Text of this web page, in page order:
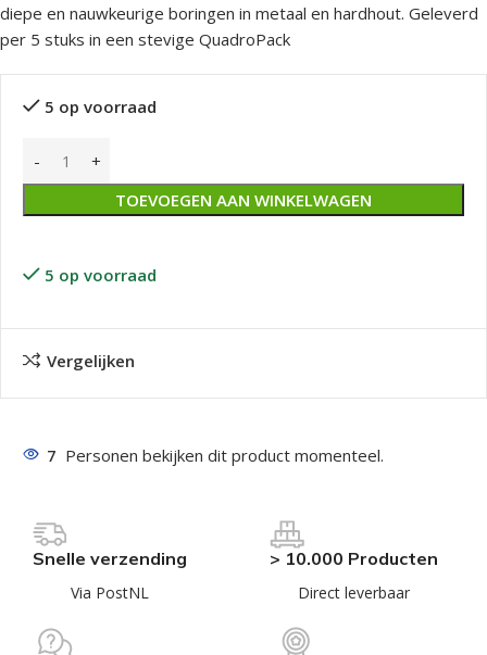
diepe en nauwkeurige boringen in metaal en hardhout. Geleverd
per 5 stuks in een stevige QuadroPack
5 op voorraad
TOEVOEGEN AAN WINKELWAGEN
5 op voorraad
Vergelijken
7 Personen bekijken dit product momenteel.
Snelle verzending
Via PostNL
> 10.000 Producten
Direct leverbaar